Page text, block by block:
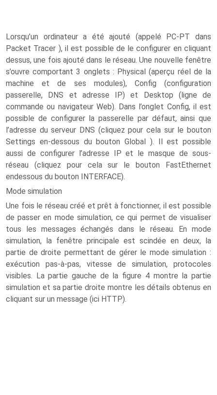
Lorsqu’un ordinateur a été ajouté (appelé PC-PT dans
Packet Tracer ), il est possible de le configurer en cliquant
dessus, une fois ajouté dans le réseau. Une nouvelle fenêtre
s’ouvre comportant 3 onglets : Physical (aperçu réel de la
machine et de ses modules), Config (configuration
passerelle, DNS et adresse IP) et Desktop (ligne de
commande ou navigateur Web). Dans l’onglet Config, il est
possible de configurer la passerelle par défaut, ainsi que
l’adresse du serveur DNS (cliquez pour cela sur le bouton
Settings en-dessous du bouton Global ). Il est possible
aussi de configurer l’adresse IP et le masque de sous-
réseau (cliquez pour cela sur le bouton FastEthernet
endessous du bouton INTERFACE).
Mode simulation
Une fois le réseau créé et prêt à fonctionner, il est possible
de passer en mode simulation, ce qui permet de visualiser
tous les messages échangés dans le réseau. En mode
simulation, la fenêtre principale est scindée en deux, la
partie de droite permettant de gérer le mode simulation :
exécution pas-à-pas, vitesse de simulation, protocoles
visibles. La partie gauche de la figure 4 montre la partie
simulation et sa partie droite montre les détails obtenus en
cliquant sur un message (ici HTTP).